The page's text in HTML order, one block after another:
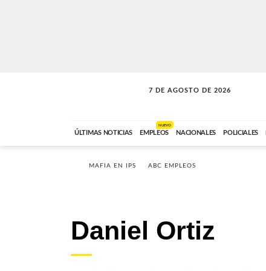
7 DE AGOSTO DE 2026
LA MOVIDA
ÚLTIMAS NOTICIAS EMPLEOS
NUEVO
NACIONALES POLICIALES
MAFIA EN IPS ABC EMPLEOS
Daniel Ortiz